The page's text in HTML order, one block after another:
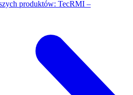
produktów: TecRMI –